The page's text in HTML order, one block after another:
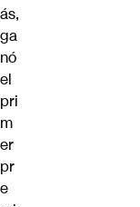
ás,
ga
nó
el
pri
m
er
pr
e